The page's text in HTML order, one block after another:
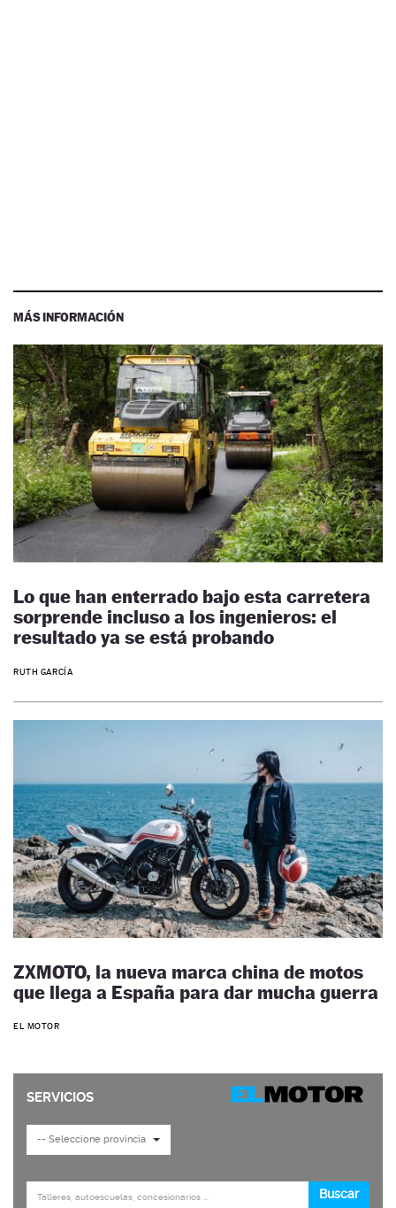
MÁS INFORMACIÓN
Lo que han enterrado bajo esta carretera
sorprende incluso a los ingenieros: el
resultado ya se está probando
RUTH GARCÍA
ZXMOTO, la nueva marca china de motos
que llega a España para dar mucha guerra
EL MOTOR